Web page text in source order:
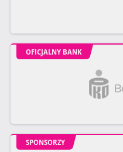
OFICJALNY BANK
SPONSORZY